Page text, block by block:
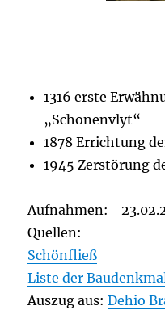
1316 erste
„Schonenvlyt“
1878 Errichtung
1945 Zerstörung
Aufnahmen:
Quellen:
Schönfließ
Liste der
Auszug aus:Dehio